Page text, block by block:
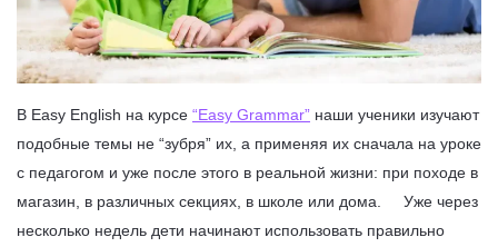
В Easy English на курсе “Easy Grammar” наши ученики изучают
подобные темы не “зубря” их, а применяя их сначала на уроке
с педагогом и уже после этого в реальной жизни: при походе в
магазин, в различных секциях, в школе или дома. Уже через
несколько недель дети начинают использовать правильно